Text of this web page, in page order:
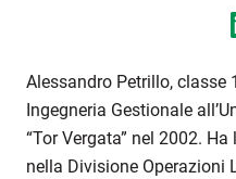
Alessandro Petrillo, classe
Ingegneria Gestionale
“Tor Vergata” nel 2002.
nella Divisione Operazioni